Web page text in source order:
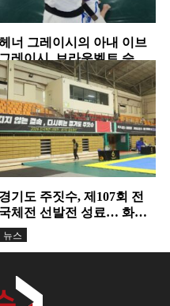
너 그레이시의 아내 이브
레이시, 브라운벨트 승
…18년간 이어온 헌신과
장의 결실
뉴스
경기도 주짓수, 제107회 전
국체전 선발전 성료… 화합
도약의 무대 마련
뉴스